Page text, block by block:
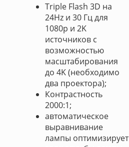
Triple Flash 3D на
24Hz и 30 Гц для
1080p и 2K
источников с
возможностью
масштабирования
до 4K (необходимо
два проектора);
Контрастность
2000:1;
автоматическое
выравнивание
лампы оптимизирует